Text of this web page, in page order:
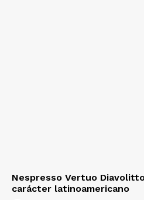
Nespresso Vertuo
carácter latinoamericano